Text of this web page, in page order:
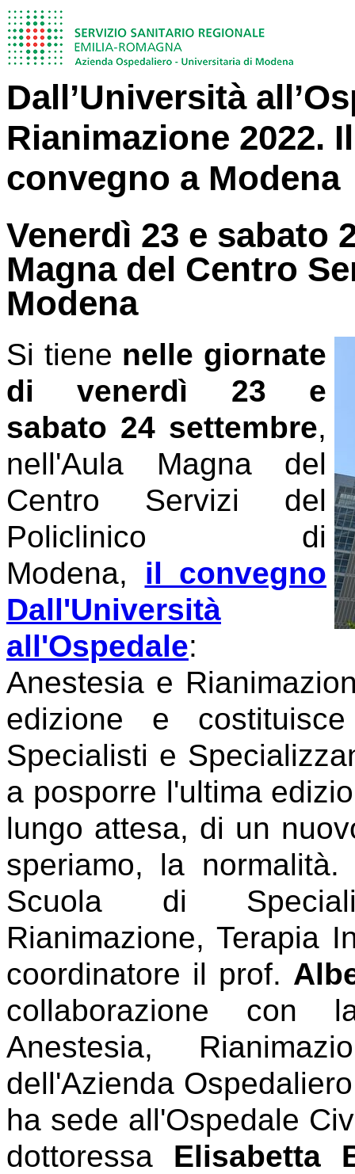
Dall’Università
Rianimazione 2022.
convegno a Modena
Venerdì 23 e sabato
Magna del Centro
Modena
Si tiene nelle giornate
di venerdì 23 e
sabato 24 settembre,
nell'Aula Magna del
Centro Servizi del
Policlinico di
Modena, il convegno
Dall'Università
all'Ospedale:
Anestesia e
edizione e
Specialisti e
a posporre l'ultima
lungo attesa, di un
speriamo, la
Scuola di
Rianimazione, Terapia
coordinatore il prof.
collaborazione con
Anestesia,
dell'Azienda
ha sede all'Ospedale
dottoressa Elisabetta